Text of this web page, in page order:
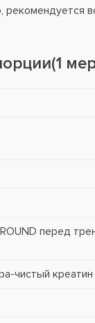
перед
чистый креатин